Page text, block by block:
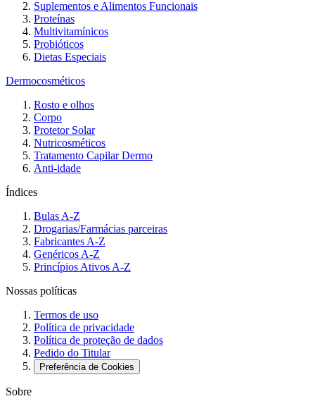
Suplementos e Alimentos Funcionais
Proteínas
Multivitamínicos
Probióticos
Dietas Especiais
Dermocosméticos
Rosto e olhos
Corpo
Protetor Solar
Nutricosméticos
Tratamento Capilar Dermo
Anti-idade
Índices
Bulas A-Z
Drogarias/Farmácias parceiras
Fabricantes A-Z
Genéricos A-Z
Princípios Ativos A-Z
Nossas políticas
Termos de uso
Política de privacidade
Política de proteção de dados
Pedido do Titular
Preferência de Cookies
Sobre